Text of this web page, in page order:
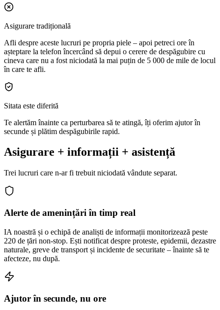
Asigurare tradițională
Afli despre aceste lucruri pe propria piele – apoi petreci ore în
așteptare la telefon încercând să depui o cerere de despăgubire cu
cineva care nu a fost niciodată la mai puțin de 5 000 de mile de locul
în care te afli.
Sitata este diferită
Te alertămînainte ca perturbarea să te atingă, îți oferim ajutor în
secunde și plătim despăgubirile rapid.
Asigurare + informații + asistență
Trei lucruri care n-ar fi trebuit niciodată vândute separat.
Alerte de amenințări în timp real
IA noastră și o echipă de analiști de informații monitorizează peste
220 de țări non-stop. Ești notificat despre proteste, epidemii, dezastre
naturale, greve de transport și incidente de securitate – înainte să te
afecteze, nu după.
Ajutor în secunde, nu ore